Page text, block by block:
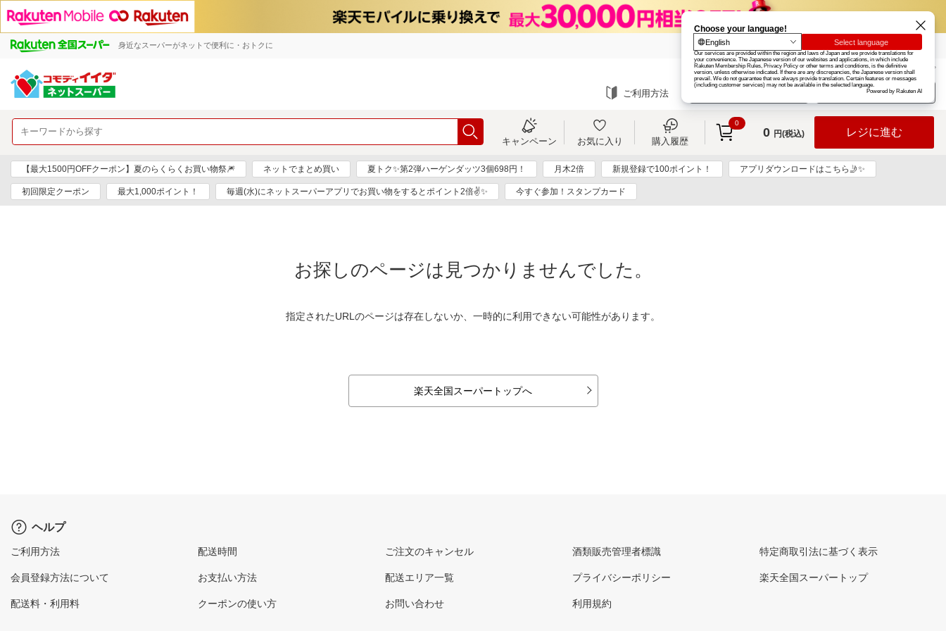
身近なスーパーがネットで便利に・おトクに 楽天グループ カード
お知らせ ヘルプ
ご利用方法 ログイン
キャンペーン お気に入り 購入履歴
0
0 円(税込) レジに進む
【最大1500円OFFクーポン】夏のらくらくお買い物祭🎆 ネットでまとめ買い 夏トク✨第2弾ハーゲンダッツ3個698円！ 月木2倍 新規登録で100ポイント！ アプリダウンロードはこちら🤳✨
初回限定クーポン 最大1,000ポイント！ 毎週(水)にネットスーパーアプリでお買い物をするとポイント2倍✌✨ 今すぐ参加！スタンプカード
お探しのページは見つかりませんでした。
指定されたURLのページは存在しないか、一時的に利用できない可能性があります。
楽天全国スーパートップへ
ヘルプ
ご利用方法
会員登録方法について
配送料・利用料
配送時間
お支払い方法
クーポンの使い方
ご注文のキャンセル
配送エリア一覧
お問い合わせ
酒類販売管理者標識
プライバシーポリシー
利用規約
特定商取引法に基づく表示
楽天全国スーパートップ